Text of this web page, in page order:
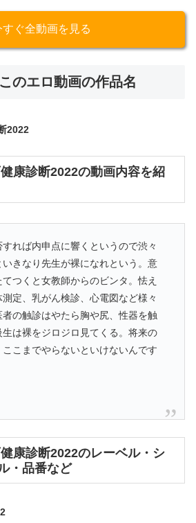
すぐ全動画を見る
のエロ動画の作品名
2022
康診断2022の動画内容を紹
れば内申点に響くというので渋々
きなり先生が裸になれという。意
つくと女教師からのビンタ。怯え
定、乳がん検診、心電図など様々
の触診はやたら胸や尻、性器を触
は裸をジロジロ見てくる。将来の
こまでやらないといけないんです
康診断2022のレーベル・シ
・品番など